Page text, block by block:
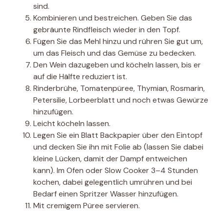
sind.
Kombinieren und bestreichen. Geben Sie das
gebräunte Rindfleisch wieder in den Topf.
Fügen Sie das Mehl hinzu und rühren Sie gut um,
um das Fleisch und das Gemüse zu bedecken.
Den Wein dazugeben und köcheln lassen, bis er
auf die Hälfte reduziert ist.
Rinderbrühe, Tomatenpüree, Thymian, Rosmarin,
Petersilie, Lorbeerblatt und noch etwas Gewürze
hinzufügen.
Leicht köcheln lassen.
Legen Sie ein Blatt Backpapier über den Eintopf
und decken Sie ihn mit Folie ab (lassen Sie dabei
kleine Lücken, damit der Dampf entweichen
kann). Im Ofen oder Slow Cooker 3–4 Stunden
kochen, dabei gelegentlich umrühren und bei
Bedarf einen Spritzer Wasser hinzufügen.
Mit cremigem Püree servieren.